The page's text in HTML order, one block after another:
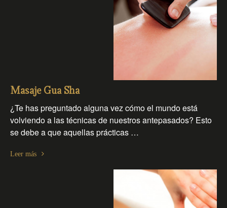
Masaje Gua Sha
¿Te has preguntado alguna vez cómo el mundo está
volviendo a las técnicas de nuestros antepasados? Esto
se debe a que aquellas prácticas …
Leer más